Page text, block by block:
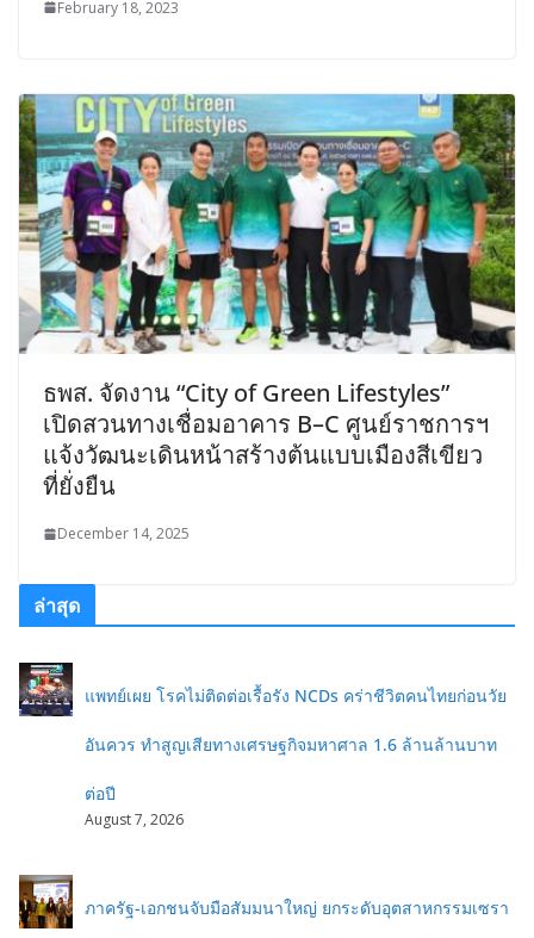
February 18, 2023
ธพส. จัดงาน “City of Green Lifestyles”
เปิดสวนทางเชื่อมอาคาร B–C ศูนย์ราชการฯ
แจ้งวัฒนะเดินหน้าสร้างต้นแบบเมืองสีเขียว
ที่ยั่งยืน
December 14, 2025
ล่าสุด
แพทย์เผย โรคไม่ติดต่อเรื้อรัง NCDs คร่าชีวิตคนไทยก่อนวัย
อันควร ทำสูญเสียทางเศรษฐกิจมหาศาล 1.6 ล้านล้านบาท
ต่อปี
August 7, 2026
ภาครัฐ-เอกชนจับมือสัมมนาใหญ่ ยกระดับอุตสาหกรรมเซรา